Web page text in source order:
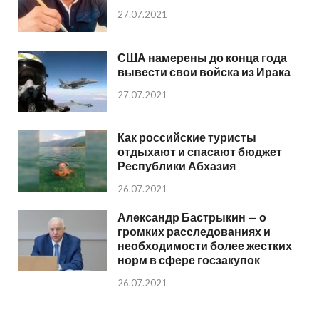
27.07.2021
США намерены до конца года
вывести свои войска из Ирака
27.07.2021
Как российские туристы
отдыхают и спасают бюджет
Республики Абхазия
26.07.2021
Александр Бастрыкин — о
громких расследованиях и
необходимости более жестких
норм в сфере госзакупок
26.07.2021